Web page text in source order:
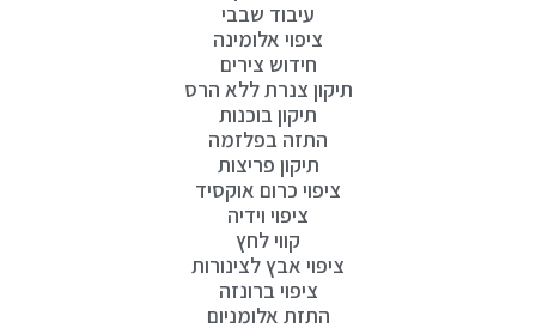
עיבוד שבבי
ציפוי אלומינה
חידוש צירים
תיקון צנרת ללא הרס
תיקון בוכנות
התזה בפלזמה
תיקון פריצות
ציפוי כרום אוקסיד
ציפוי וידיה
קווי לחץ
ציפוי אבץ לצינורות
ציפוי ברונזה
התזת אלומניום